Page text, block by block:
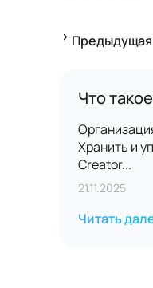
Предыдущая
Что
Хранить и
Creator...
21.11.2025
Читать